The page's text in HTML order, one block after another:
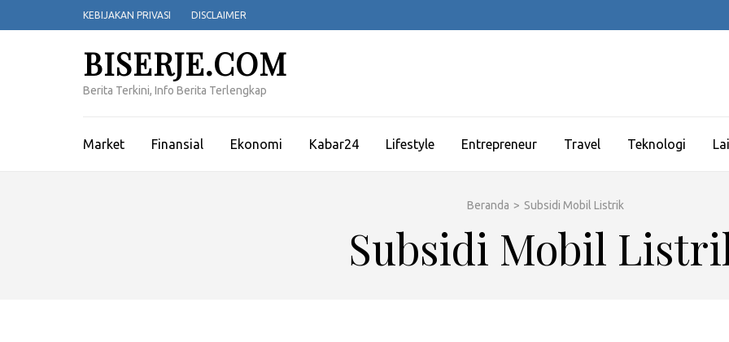
ke
KEBIJAKAN PRIVASI DISCLAIMER
BISERJE.COM
Berita Terkini, Info Berita Terlengkap
Market Finansial Ekonomi Kabar24 Lifestyle Entrepreneur Travel Teknologi
Beranda > Subsidi Mobil Listrik
Subsidi Mobil